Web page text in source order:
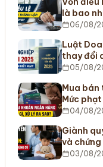
là bao
06/08/
Luật
thay đổi
05/08/
Mua bán
Mức
04/08/
Giành
và chứng
03/08/